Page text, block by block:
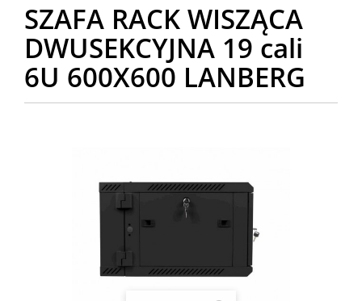
SZAFA RACK WISZĄCA
DWUSEKCYJNA 19 cali
6U 600X600 LANBERG